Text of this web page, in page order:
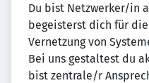
Du bist Netzwerker/in
begeisterst dich für
Vernetzung von
Bei uns gestaltest du
bist zentrale/r